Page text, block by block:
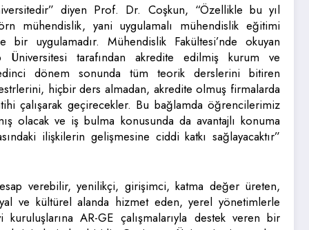
diyen Prof. Dr. Coşkun, “Özellikle bu yıl
mühendislik, yani uygulamalı mühendislik eğitimi
uygulamadır. Mühendislik Fakültesi’nde okuyan
Üniversitesi tarafından akredite edilmiş kurum ve
dönem sonunda tüm teorik derslerini bitiren
hiçbir ders almadan, akredite olmuş firmalarda
çalışarak geçirecekler. Bu bağlamda öğrencilerimiz
olacak ve iş bulma konusunda da avantajlı konuma
ilişkilerin gelişmesine ciddi katkı sağlayacaktır”
verebilir, yenilikçi, girişimci, katma değer üreten,
ve kültürel alanda hizmet eden, yerel yönetimlerle
kuruluşlarına AR-GE çalışmalarıyla destek veren bir